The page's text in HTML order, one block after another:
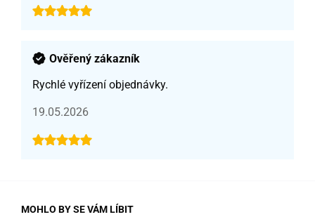
Ověřený zákazník
Rychlé vyřízení objednávky.
19.05.2026
MOHLO BY SE VÁM LÍBIT